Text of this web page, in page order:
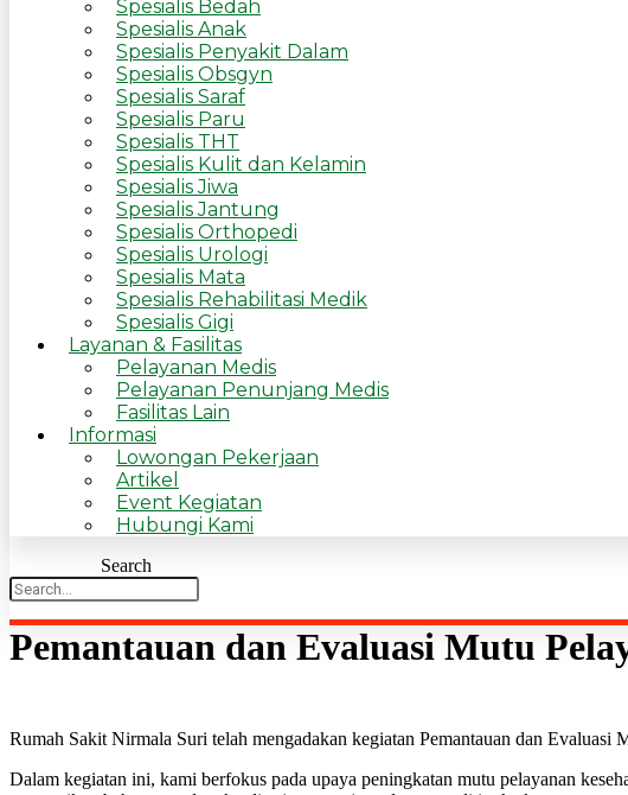
Spesialis Bedah
Spesialis Anak
Spesialis Penyakit Dalam
Spesialis Obsgyn
Spesialis Saraf
Spesialis Paru
Spesialis THT
Spesialis Kulit dan Kelamin
Spesialis Jiwa
Spesialis Jantung
Spesialis Orthopedi
Spesialis Urologi
Spesialis Mata
Spesialis Rehabilitasi Medik
Spesialis Gigi
Layanan & Fasilitas
Pelayanan Medis
Pelayanan Penunjang Medis
Fasilitas Lain
Informasi
Lowongan Pekerjaan
Artikel
Event Kegiatan
Hubungi Kami
Search
Pemantauan dan Evaluasi Mutu
Rumah Sakit Nirmala Suri telah mengadakan kegiatan Pemantauan dan
Dalam kegiatan ini, kami berfokus pada upaya peningkatan mutu pelayanan